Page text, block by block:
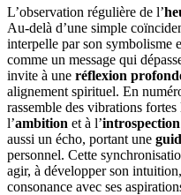
L’observation régulière de l’
Au-delà d’une simple
interpelle par son symbolisme
comme un message qui
invite à une réflexion
alignement spirituel. En
rassemble des vibrations fortes
l’ambition et à l’introspection
aussi un écho, portant une
personnel. Cette
agir, à développer son
consonance avec ses